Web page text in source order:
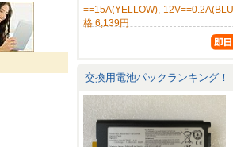
==15A(YELLOW),-
格 6,139円
交換用電池パックランキング！